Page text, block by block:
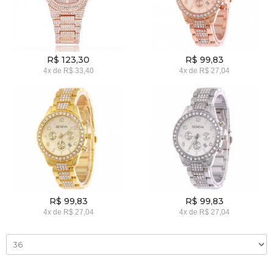
R$ 123,30
4xde R$ 33,40
R$ 99,83
4x de R$ 27,04
R$ 99,83
4xde R$ 27,04
R$ 99,83
4x de R$ 27,04